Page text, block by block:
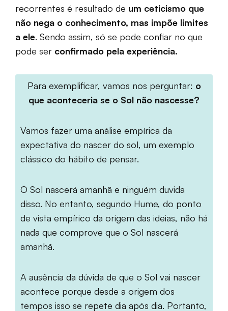
recorrentes é resultado de um ceticismo que
não nega o conhecimento, mas impõe limites
a ele. Sendo assim, só se pode confiar no que
pode ser confirmado pela experiência.
Para exemplificar, vamos nos perguntar: o
que aconteceria se o Sol não nascesse?
Vamos fazer uma análise empírica da
expectativa do nascer do sol, um exemplo
clássico do hábito de pensar.
O Sol nascerá amanhã e ninguém duvida
disso. No entanto, segundo Hume, do ponto
de vista empírico da origem das ideias, não há
nada que comprove que o Sol nascerá
amanhã.
A ausência da dúvida de que o Sol vai nascer
acontece porque desde a origem dos
tempos isso se repete dia após dia. Portanto,